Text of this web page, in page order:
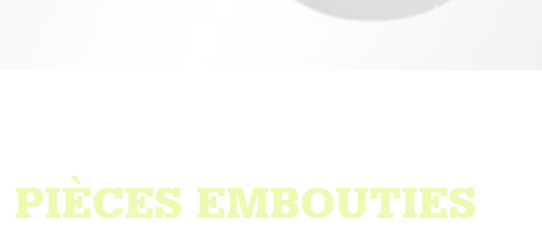
PIÈCES EMBOUTIES